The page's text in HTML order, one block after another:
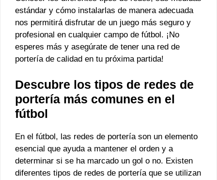
estándar y cómo instalarlas de manera adecuada
nos permitirá disfrutar de un juego más seguro y
profesional en cualquier campo de fútbol. ¡No
esperes más y asegúrate de tener una red de
portería de calidad en tu próxima partida!
Descubre los tipos de redes de
portería más comunes en el
fútbol
En el fútbol, las redes de portería son un elemento
esencial que ayuda a mantener el orden y a
determinar si se ha marcado un gol o no. Existen
diferentes tipos de redes de portería que se utilizan